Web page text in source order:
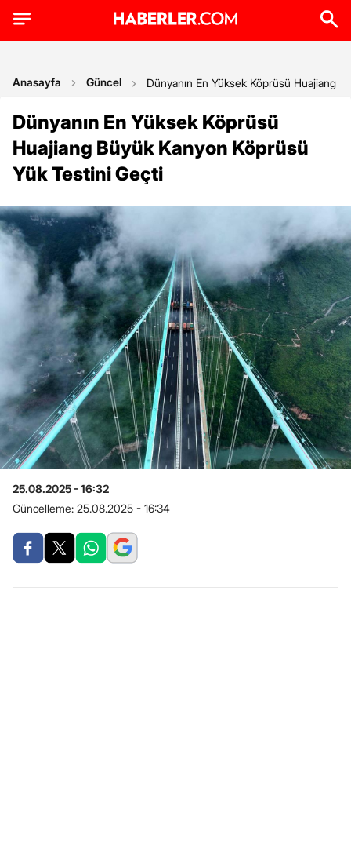
Anasayfa Güncel Dünyanın En Yüksek Köprüsü Huajiang
Dünyanın En Yüksek Köprüsü
Huajiang Büyük Kanyon Köprüsü
Yük Testini Geçti
25.08.2025 - 16:32
Güncelleme: 25.08.2025 - 16:34